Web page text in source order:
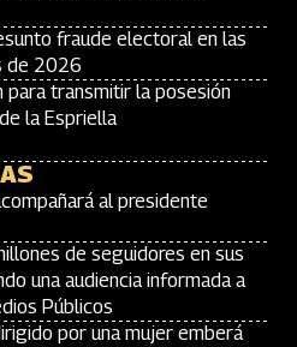
fraude electoral en las
de 2026
para transmitir la posesión
la Espriella
al presidente
de seguidores en sus
una audiencia informada a
Públicos
por una mujer emberá